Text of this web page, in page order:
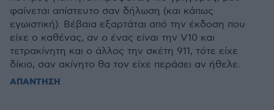
φαίνεται απίστευτο σαν δήλωση (και κάπως
εγωιστική). Βέβαια εξαρτάται από την έκδοση που
είχε ο καθένας, αν ο ένας είναι την V10 και
τετρακίνητη και ο άλλος την σκέτη 911, τότε είχε
δίκιο, σαν ακίνητο θα τον είχε περάσει αν ήθελε.
ΑΠΑΝΤΗΣΗ